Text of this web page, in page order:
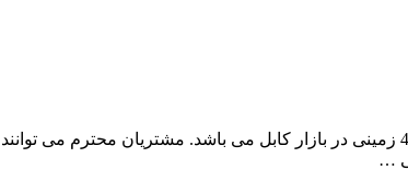
مجموعه آراد کابل، نمایندگی فروش و پخش کارخانه ای کابل آلومینیومی ماهان 16*4 زمینی در
…